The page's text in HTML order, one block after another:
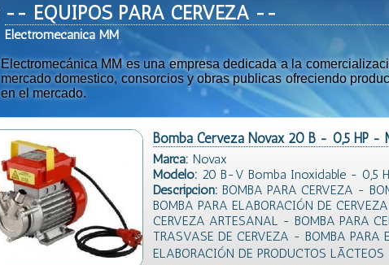
-- EQUIPOS PARA CERVEZA --
Electromecanica MM
Electromecánica MM es una empresa dedicada a la
mercado domestico, consorcios y obras publicas ofreciendo
en el mercado.
Bomba Cerveza Novax 20 B - 0,5 HP -
Marca: Novax
Modelo: 20 B-V Bomba Inoxidable - 0,5
Descripción: BOMBA PARA CERVEZA -
BOMBA PARA ELABORACIÓN DE
CERVEZA ARTESANAL - BOMBA PARA
TRASVASE DE CERVEZA - BOMBA PARA
ELABORACIÓN DE PRODUCTOS